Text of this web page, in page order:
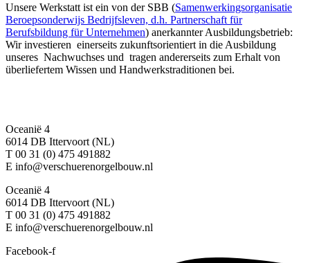
Unsere Werkstatt ist ein von der SBB (Samenwerkingsorganisatie
Beroepsonderwijs Bedrijfsleven, d.h. Partnerschaft für
Berufsbildung für Unternehmen) anerkannter Ausbildungsbetrieb:
Wir investieren einerseits zukunftsorientiert in die Ausbildung
unseres Nachwuchses und tragen andererseits zum Erhalt von
überliefertem Wissen und Handwerkstraditionen bei.
Oceanië 4
6014 DB Ittervoort (NL)
T 00 31 (0) 475 491882
E info@verschuerenorgelbouw.nl
Oceanië 4
6014 DB Ittervoort (NL)
T 00 31 (0) 475 491882
E info@verschuerenorgelbouw.nl
Facebook-f